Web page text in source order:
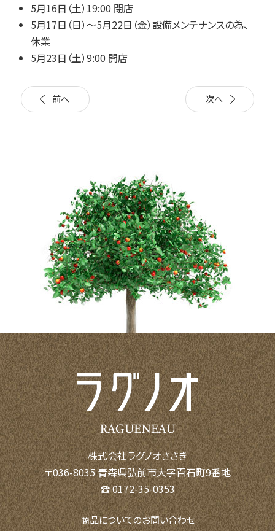
5月16日（土）19:00 閉店
5月17日（日）～5月22日（金）設備メンテナンスの為、
休業
5月23日（土）9:00 開店
前へ 次へ
株式会社ラグノオささき
〒036-8035 青森県弘前市大字百石町9番地
☎ 0172-35-0353
商品についてのお問い合わせ